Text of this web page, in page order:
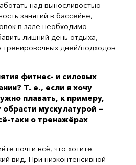
над выносливостью
занятий в бассейне,
в зале необходимо
лишний день отдыха,
тренировочных дней/подходов
фитнес- и силовых
Т. е., если я хочу
плавать, к примеру,
мускулатурой —
таки о тренажёрах
почти всё, что хотите.
вид. При низконтенсивной